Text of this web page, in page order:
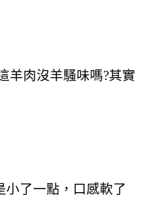
羊肉沒羊騷味嗎?其實
了一點，口感軟了